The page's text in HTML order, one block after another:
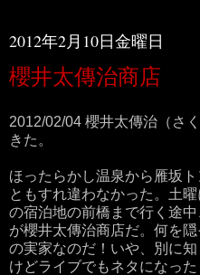
2012年2月10日金曜日
櫻井太傳治商店
2012/02/04 櫻井太傳治（さ
きた。
ほったらかし温泉から雁坂
ともすれ違わなかった。土
の宿泊地の前橋まで行く途
が櫻井太傳治商店だ。何を
の実家なのだ！いや、別に
けどライブでもネタになっ